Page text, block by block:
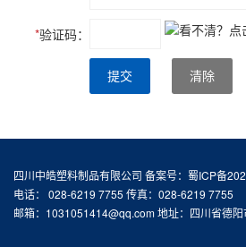
*验证码：
提交 清除
四川中皓塑料制品有限公司 备案号：蜀ICP备
电话： 028-6219 7755 传真：028-6219 7755
邮箱：1031051414@qq.com 地址：四川省德阳